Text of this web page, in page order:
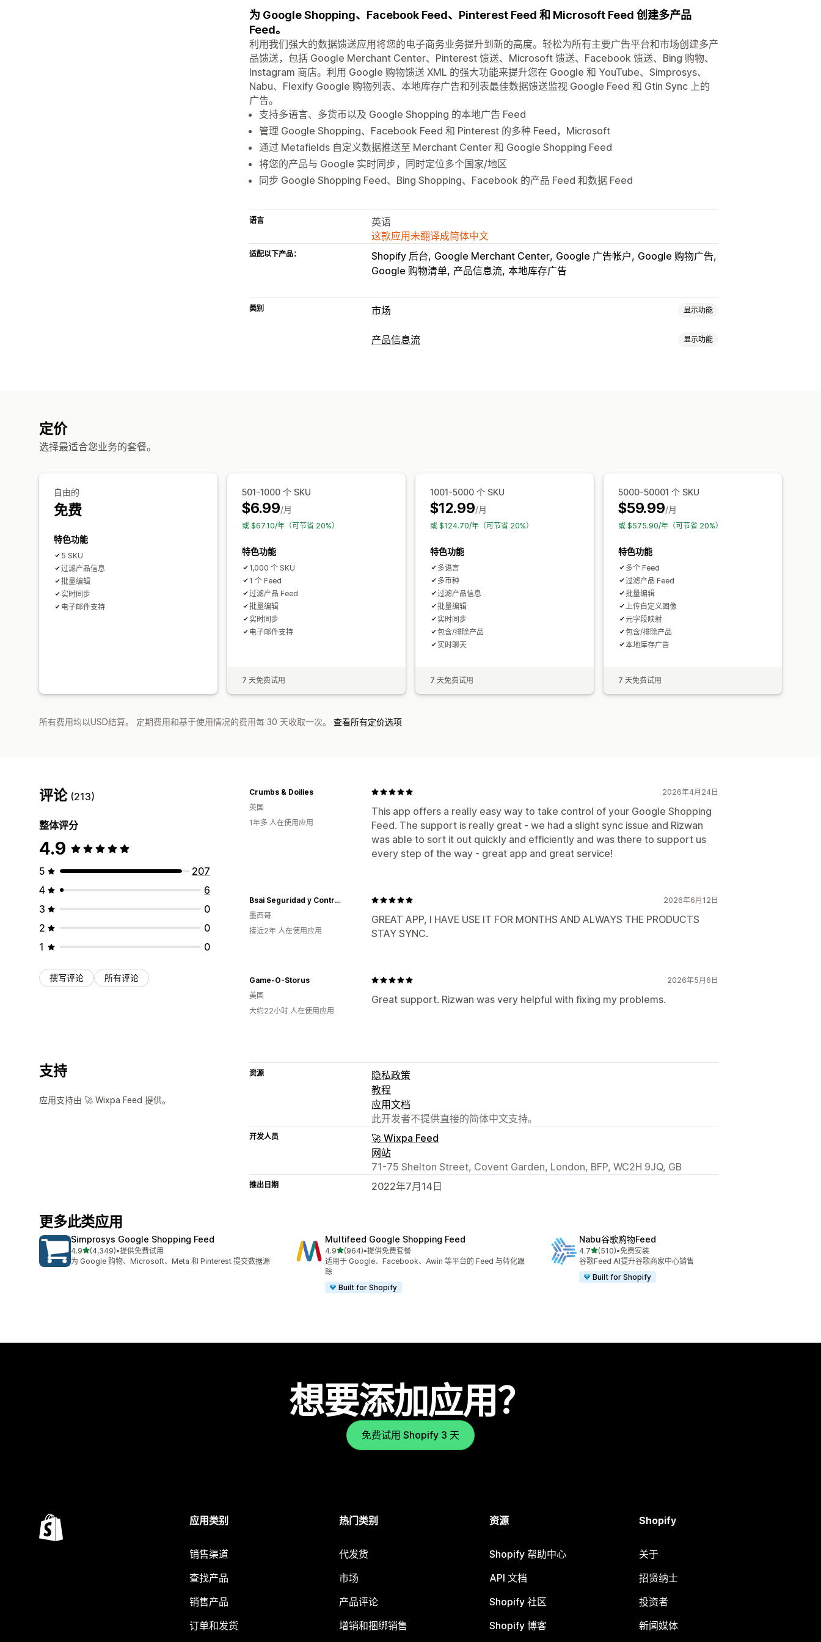
为 Google Shopping、Facebook Feed、Pinterest Feed 和 Microsoft Feed 创建多产品
Feed。
利用我们强大的数据馈送应用将您的电子商务业务提升到新的高度。轻松为所有主要广告平台和市场创建多产
品馈送，包括 Google Merchant Center、Pinterest 馈送、Microsoft 馈送、Facebook 馈送、Bing 购物、
Instagram 商店。利用 Google 购物馈送 XML 的强大功能来提升您在 Google 和 YouTube、Simprosys、
Nabu、Flexify Google 购物列表、本地库存广告和列表最佳数据馈送监视 Google Feed 和 Gtin Sync 上的
广告。
支持多语言、多货币以及 Google Shopping 的本地广告 Feed
管理 Google Shopping、Facebook Feed 和 Pinterest 的多种 Feed，Microsoft
通过 Metafields 自定义数据推送至 Merchant Center 和 Google Shopping Feed
将您的产品与 Google 实时同步，同时定位多个国家/地区
同步 Google Shopping Feed、Bing Shopping、Facebook 的产品 Feed 和数据 Feed
语言
英语
这款应用未翻译成简体中文
适配以下产品： Shopify 后台 Google Merchant Center Google 广告帐户
Google 购物广告
Google 购物清单 产品信息流 本地库存广告
类别 市场 显示功能
产品页面管理
产品信息流 显示功能
定价
选择最适合您业务的套餐。
自由的
免费
特色功能
5 SKU
过滤产品信息
批量编辑
实时同步
电子邮件支持
501-1000 个 SKU
$6.99/月
或 $67.10/年（可节省 20%）
特色功能
1,000 个 SKU
1 个 Feed
过滤产品 Feed
批量编辑
实时同步
电子邮件支持
7 天免费试用
1001-5000 个 SKU
$12.99/月
或 $124.70/年（可节省 20%）
特色功能
多语言
多币种
过滤产品信息
批量编辑
实时同步
包含/排除产品
实时聊天
7 天免费试用
5000-50001 个 SKU
$59.99/月
或 $575.90/年（可节省 20%）
特色功能
多个 Fe​​ed
过滤产品 Feed
批量编辑
上传自定义图像
元字段映射
包含/排除产品
本地库存广告
7 天免费试用
所有费用均以USD结算。 定期费用和基于使用情况的费用每 30 天收取一次。 查看所有定价选项
评论 (213)
整体评分
4.9
5
207
4
6
3
0
2
0
1
0
撰写评论 所有评论
2026年4月24日
This app offers a really easy way to take control of your Google Shopping
Feed. The support is really great - we had a slight sync issue and Rizwan
was able to sort it out quickly and efficiently and was there to support us
every step of the way - great app and great service!
Crumbs & Doilies
英国
1年多 人在使用应用
2026年6月12日
GREAT APP, I HAVE USE IT FOR MONTHS AND ALWAYS THE PRODUCTS
STAY SYNC.
Bsai Seguridad y Controles
墨西哥
接近2年 人在使用应用
2026年5月6日
Great support. Rizwan was very helpful with fixing my problems.
Game-O-Storus
美国
大约22小时 人在使用应用
支持
应用支持由 🚀 Wixpa Feed 提供。
资源
隐私政策
教程
应用文档
此开发者不提供直接的简体中文支持。
开发人员
🚀 Wixpa Feed
网站
71-75 Shelton Street, Covent Garden, London, BFP, WC2H 9JQ, GB
推出日期 2022年7月14日
更多此类应用
Simprosys Google Shopping Feed
4.9星（满分 5 星）
(4,349)
总共 4349 条评论
•提供免费试用
为 Google 购物、Microsoft、Meta 和 Pinterest 提交数据源
Multifeed Google Shopping Feed
4.9星（满分 5 星）
(964)
总共 964 条评论
•提供免费套餐
适用于 Google、Facebook、Awin 等平台的 Feed 与转化跟
踪
Built for Shopify
Nabu谷歌购物Feed
4.7星（满分 5 星）
(510)
总共 510 条评论
•免费安装
谷歌Feed AI提升谷歌商家中心销售
Built for Shopify
想要添加应用？
免费试用 Shopify 3 天
应用类别
销售渠道
查找产品
销售产品
订单和发货
热门类别
代发货
市场
产品评论
增销和捆绑销售
资源
Shopify 帮助中心
API 文档
Shopify 社区
Shopify 博客
Shopify
关于
招贤纳士
投资者
新闻媒体